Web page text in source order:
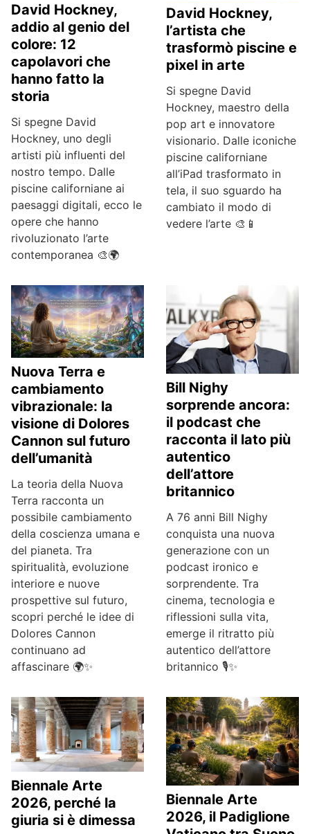
David Hockney,
addio al genio del
colore: 12
capolavori che
hanno fatto la
storia
Si spegne David
Hockney, uno degli
artisti più influenti del
nostro tempo. Dalle
piscine californiane ai
paesaggi digitali, ecco le
opere che hanno
rivoluzionato l’arte
contemporanea 🎨🌍
David Hockney,
l’artista che
trasformò piscine e
pixel in arte
Si spegne David
Hockney, maestro della
pop art e innovatore
visionario. Dalle iconiche
piscine californiane
all’iPad trasformato in
tela, il suo sguardo ha
cambiato il modo di
vedere l’arte 🎨📱
Nuova Terra e
cambiamento
vibrazionale: la
visione di Dolores
Cannon sul futuro
dell’umanità
La teoria della Nuova
Terra racconta un
possibile cambiamento
della coscienza umana e
del pianeta. Tra
spiritualità, evoluzione
interiore e nuove
prospettive sul futuro,
scopri perché le idee di
Dolores Cannon
continuano ad
affascinare 🌍✨
Bill Nighy
sorprende ancora:
il podcast che
racconta il lato più
autentico
dell’attore
britannico
A 76 anni Bill Nighy
conquista una nuova
generazione con un
podcast ironico e
sorprendente. Tra
cinema, tecnologia e
riflessioni sulla vita,
emerge il ritratto più
autentico dell’attore
britannico 🎙️✨
Biennale Arte
2026, perché la
giuria si è dimessa
Biennale Arte
2026, il Padiglione